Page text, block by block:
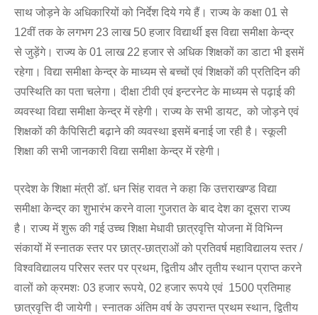
साथ जोड़ने के अधिकारियों को निर्देश दिये गये हैं। राज्य के कक्षा 01 से
12वीं तक के लगभग 23 लाख 50 हजार विद्यार्थी इस विद्या समीक्षा केन्द्र
से जुड़ेंगे। राज्य के 01 लाख 22 हजार से अधिक शिक्षकों का डाटा भी इसमें
रहेगा। विद्या समीक्षा केन्द्र के माध्यम से बच्चों एवं शिक्षकों की प्रतिदिन की
उपस्थिति का पता चलेगा। दीक्षा टीवी एवं इन्टरनेट के माध्यम से पढ़ाई की
व्यवस्था विद्या समीक्षा केन्द्र में रहेगी। राज्य के सभी डायट, को जोड़ने एवं
शिक्षकों की कैपिसिटी बढ़ाने की व्यवस्था इसमें बनाई जा रही है। स्कूली
शिक्षा की सभी जानकारी विद्या समीक्षा केन्द्र में रहेगी।
प्रदेश के शिक्षा मंत्री डॉ. धन सिंह रावत ने कहा कि उत्तराखण्ड विद्या
समीक्षा केन्द्र का शुभारंभ करने वाला गुजरात के बाद देश का दूसरा राज्य
है। राज्य में शुरू की गई उच्च शिक्षा मेधावी छात्रवृत्ति योजना में विभिन्न
संकायों में स्नातक स्तर पर छात्र-छात्राओं को प्रतिवर्ष महाविद्यालय स्तर /
विश्वविद्यालय परिसर स्तर पर प्रथम, द्वितीय और तृतीय स्थान प्राप्त करने
वालों को क्रमशः 03 हजार रूपये, 02 हजार रूपये एवं 1500 प्रतिमाह
छात्रवृत्ति दी जायेगी। स्नातक अंतिम वर्ष के उपरान्त प्रथम स्थान, द्वितीय